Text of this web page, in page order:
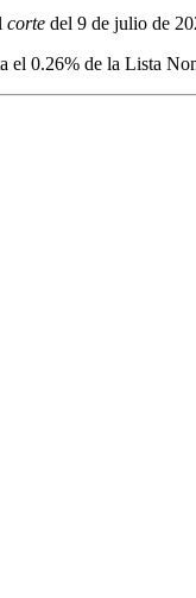
corte del 9 de julio de
el 0.26% de la Lista